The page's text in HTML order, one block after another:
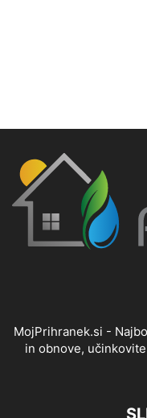
MojPrihranek.si -
in obnove,